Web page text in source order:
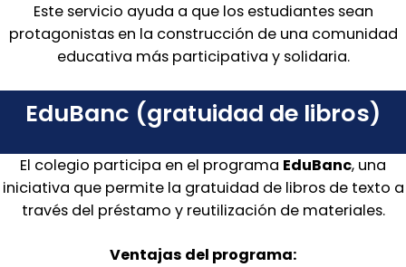
Este servicio ayuda a que los estudiantes sean
protagonistas en la construcción de una comunidad
educativa más participativa y solidaria.
EduBanc (gratuidad de libros)
El colegio participa en el programa EduBanc, una
iniciativa que permite la gratuidad de libros de texto a
través del préstamo y reutilización de materiales.
Ventajas del programa: